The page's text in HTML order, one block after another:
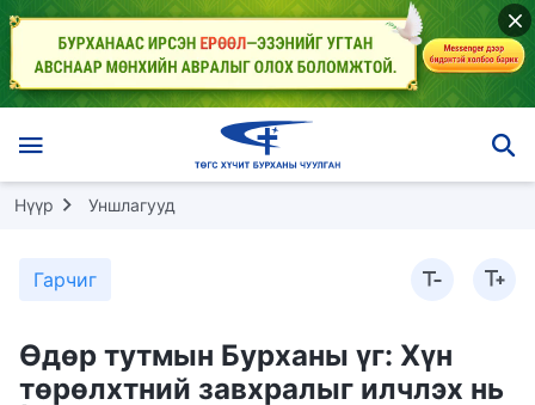
Нүүр Уншлагууд
Гарчиг
Өдөр тутмын Бурханы үг: Хүн
төрөлхтний завхралыг илчлэх нь